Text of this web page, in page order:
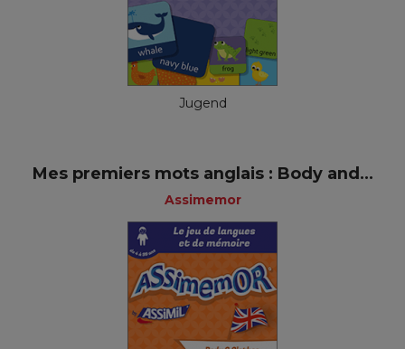
Jugend
Mes premiers mots anglais : Body and...
Assimemor